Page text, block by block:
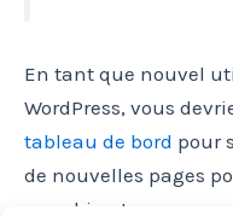
En tant que nouvel
WordPress, vous
tableau de bord pour
de nouvelles pages
vous bien !